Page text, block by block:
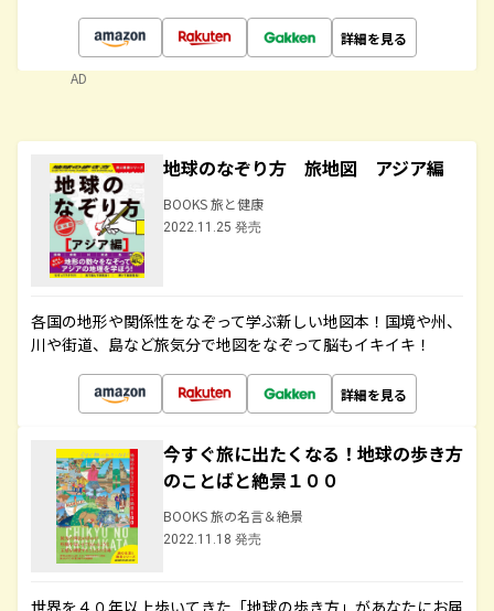
詳細を見る
AD
地球のなぞり方 旅地図 アジア編
BOOKS 旅と健康
2022.11.25 発売
各国の地形や関係性をなぞって学ぶ新しい地図本！国境や州、
川や街道、島など旅気分で地図をなぞって脳もイキイキ！
詳細を見る
今すぐ旅に出たくなる！地球の歩き方
のことばと絶景１００
BOOKS 旅の名言＆絶景
2022.11.18 発売
世界を４０年以上歩いてきた「地球の歩き方」があなたにお届